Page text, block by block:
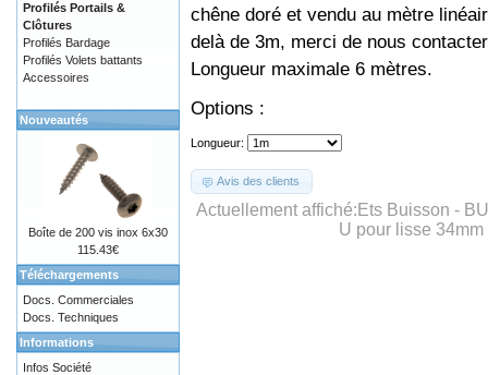
chêne doré et vendu au mètre
delà de 3m, merci de nous
Longueur maximale 6 mètres.
Options :
Longueur:
Avis des clients
Actuellement affiché: Ets Buisson -
U pour lisse
Profilés Portails &
Clôtures
Profilés Bardage
Profilés Volets battants
Accessoires
Nouveautés
Boîte de 200 vis inox 6x30
115.43€
Téléchargements
Docs. Commerciales
Docs. Techniques
Informations
Infos Société